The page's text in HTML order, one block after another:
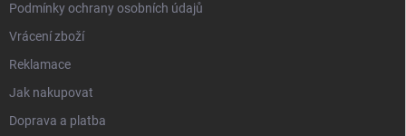
Podmínky ochrany osobních údajů
Vrácení zboží
Reklamace
Jak nakupovat
Doprava a platba